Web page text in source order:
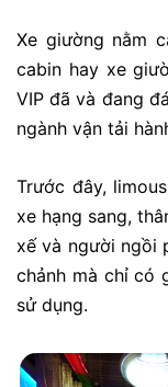
Xe giường nằm
cabin hay xe
VIP đã và đang
ngành vận tải
Trước đây,
xe hạng sang,
xế và người ngồi
chảnh mà chỉ có
sử dụng.